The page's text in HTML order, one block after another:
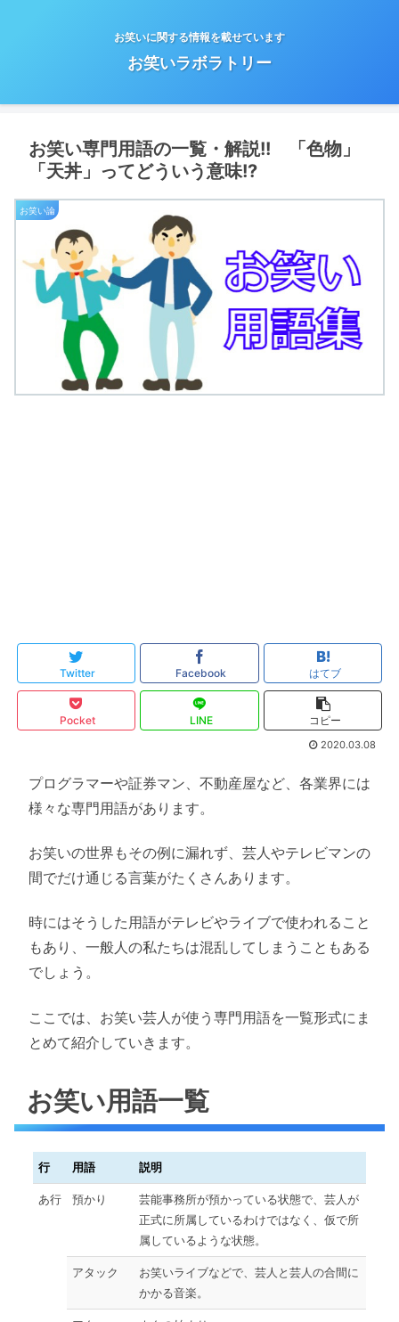
お笑いに関する情報を載せています
お笑いラボラトリー
お笑い専門用語の一覧・解説!! 「色物」
「天丼」ってどういう意味!?
お笑い論
Twitter Facebook はてブ
Pocket LINE コピー
2020.03.08
プログラマーや証券マン、不動産屋など、各業界には
様々な専門用語があります。
お笑いの世界もその例に漏れず、芸人やテレビマンの
間でだけ通じる言葉がたくさんあります。
時にはそうした用語がテレビやライブで使われること
もあり、一般人の私たちは混乱してしまうこともある
でしょう。
ここでは、お笑い芸人が使う専門用語を一覧形式にま
とめて紹介していきます。
お笑い用語一覧
行 用語 説明
あ行 預かり
芸能事務所が預かっている状態で、芸人が
正式に所属しているわけではなく、仮で所
属しているような状態。
アタック
お笑いライブなどで、芸人と芸人の合間に
かかる音楽。